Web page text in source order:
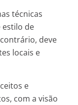
técnicas
estilo de
deve
locais e
e
com a visão